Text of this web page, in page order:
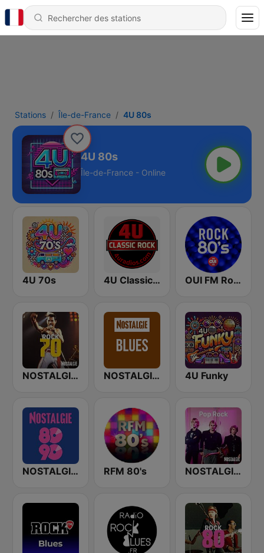
Stations Île-de-France 4U 80s
4U 80s
Île-de-France - Online
4U 70s 4U Classic Rock OUI FM Rock 80's
NOSTALGIE ROCK 70 NOSTALGIE Blues 4U Funky
NOSTALGIE 80 90 RFM 80's NOSTALGIE POP ROCK